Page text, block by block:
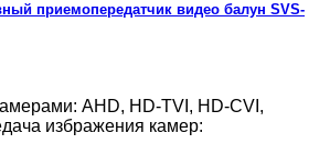
приемопередатчик видео балун SVS-
AHD, HD-TVI, HD-CVI,
избражения камер: